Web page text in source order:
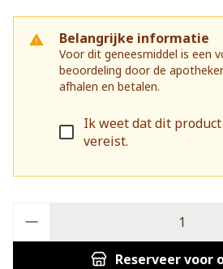
Belangrijke informatie
Voor dit geneesmiddel is een
beoordeling door de
afhalen en betalen.
Ik weet dat dit
vereist.
Reserveervoor